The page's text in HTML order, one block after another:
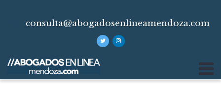
consulta@abogadosenlineamendoza.com